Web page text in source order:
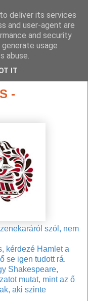
-
szól, nem
kérdezé Hamlet a
se igen tudott rá.
Shakespeare,
mutat, mint az ő
aki szinte
deliver its services
and user-agent are
and security
usage
abuse.
IT